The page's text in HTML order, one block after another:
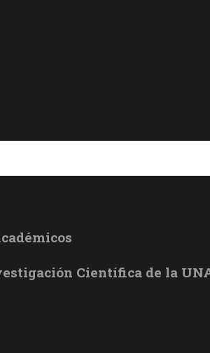
Científica de la